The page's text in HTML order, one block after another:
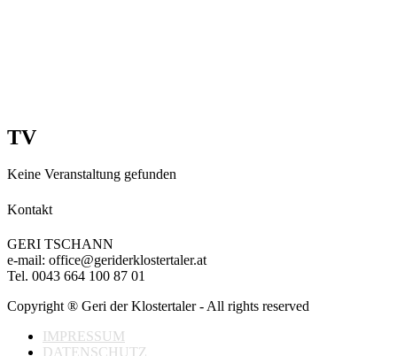
TV
Keine Veranstaltung gefunden
Kontakt
GERI TSCHANN
e-mail: office@geriderklostertaler.at
Tel. 0043 664 100 87 01
Copyright ® Geri der Klostertaler - All rights reserved
IMPRESSUM
DATENSCHUTZ